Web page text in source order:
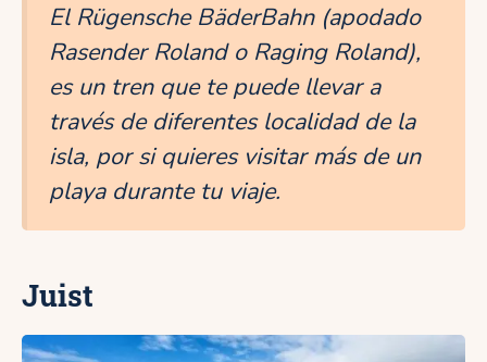
El Rügensche BäderBahn (apodado
Rasender Roland o Raging Roland),
es un tren que te puede llevar a
través de diferentes localidad de la
isla, por si quieres visitar más de un
playa durante tu viaje.
Juist